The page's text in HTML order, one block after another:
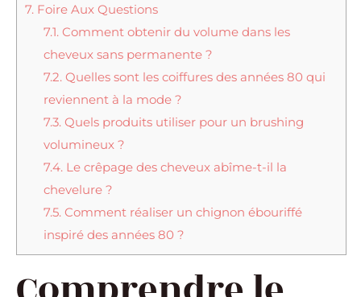
7. Foire Aux Questions
7.1. Comment obtenir du volume dans les
cheveux sans permanente ?
7.2. Quelles sont les coiffures des années 80 qui
reviennent à la mode ?
7.3. Quels produits utiliser pour un brushing
volumineux ?
7.4. Le crêpage des cheveux abîme-t-il la
chevelure ?
7.5. Comment réaliser un chignon ébouriffé
inspiré des années 80 ?